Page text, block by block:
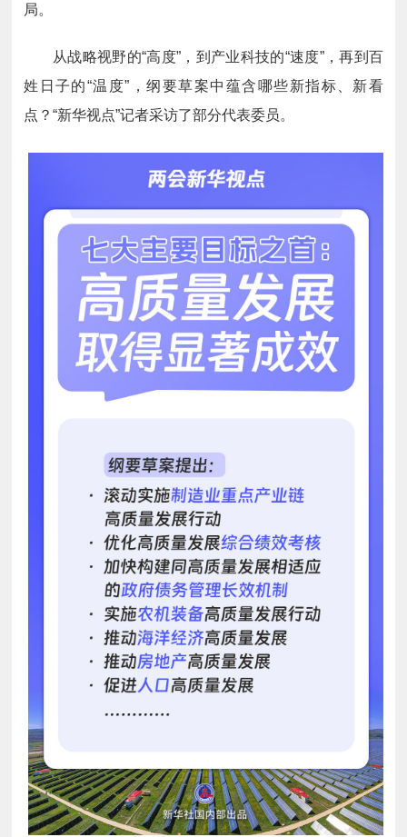
局。
从战略视野的“高度”，到产业科技的“速度”，再到百
姓日子的“温度”，纲要草案中蕴含哪些新指标、新看
点？“新华视点”记者采访了部分代表委员。